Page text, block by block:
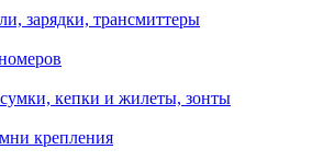
зарядки, трансмиттеры
кепки и жилеты, зонты
крепления